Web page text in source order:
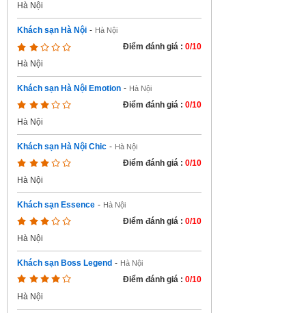
Hà Nội
Khách sạn Hà Nội - Hà Nội
Điểm đánh giá : 0/10
Hà Nội
Khách sạn Hà Nội Emotion - Hà Nội
Điểm đánh giá : 0/10
Hà Nội
Khách sạn Hà Nội Chic - Hà Nội
Điểm đánh giá : 0/10
Hà Nội
Khách sạn Essence - Hà Nội
Điểm đánh giá : 0/10
Hà Nội
Khách sạn Boss Legend - Hà Nội
Điểm đánh giá : 0/10
Hà Nội